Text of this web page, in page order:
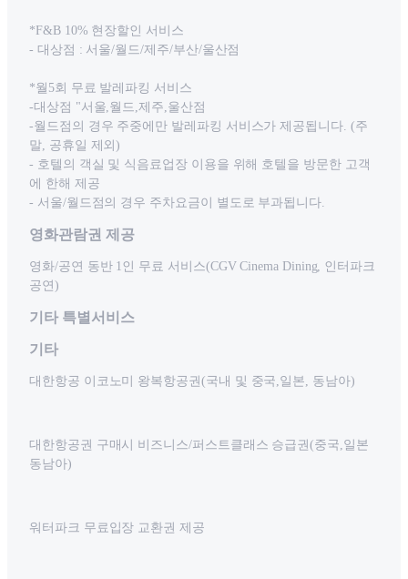
*F&B 10% 현장할인 서비스
- 대상점 : 서울/월드/제주/부산/울산점
*월5회 무료 발레파킹 서비스
-대상점 "서울,월드,제주,울산점
-월드점의 경우 주중에만 발레파킹 서비스가 제공됩니다. (주
말, 공휴일 제외)
- 호텔의 객실 및 식음료업장 이용을 위해 호텔을 방문한 고객
에 한해 제공
- 서울/월드점의 경우 주차요금이 별도로 부과됩니다.
영화관람권 제공
영화/공연 동반 1인 무료 서비스(CGV Cinema Dining, 인터파크
공연)
기타 특별서비스
기타
대한항공 이코노미 왕복항공권(국내 및 중국,일본, 동남아)
대한항공권 구매시 비즈니스/퍼스트클래스 승급권(중국,일본
동남아)
워터파크 무료입장 교환권 제공